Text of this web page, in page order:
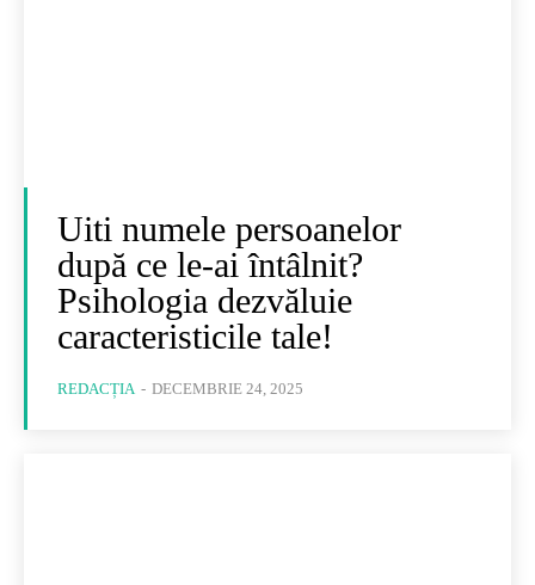
Uiti numele persoanelor
după ce le-ai întâlnit?
Psihologia dezvăluie
caracteristicile tale!
REDACȚIA - DECEMBRIE 24, 2025